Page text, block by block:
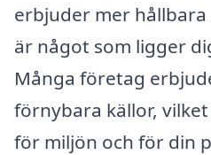
erbjuder mer
är något som ligger
Många företag
förnybara källor,
för miljön och för din